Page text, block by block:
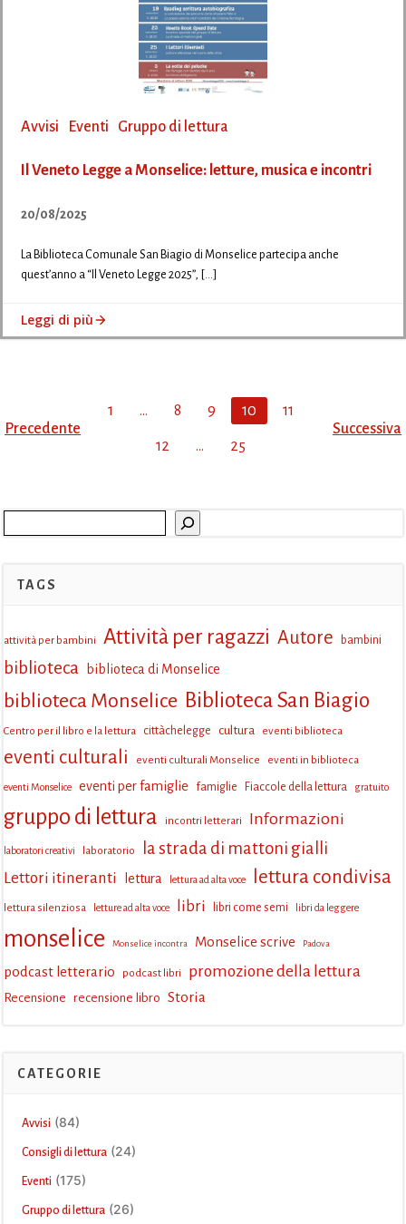
Avvisi Eventi Gruppo di lettura
Il Veneto Legge a Monselice: letture, musica e incontri
20/08/2025
La Biblioteca Comunale San Biagio di Monselice partecipa anche
quest’anno a “Il Veneto Legge 2025”, […]
Leggi di più
Posts
Precedente
Posts
navigation
Page
1 … Page
8 Page
9 Page
10 Page
11
12 … Page
25
Posts
Successiva
TAGS
attività per bambini Attività per ragazzi Autore bambini
biblioteca biblioteca di Monselice
biblioteca Monselice Biblioteca San Biagio
Centro per il libro e la lettura cittàchelegge cultura eventi biblioteca
eventi culturali eventi culturali Monselice eventi in biblioteca
eventi Monselice eventi per famiglie famiglie Fiaccole della lettura gratuito
gruppo di lettura incontri letterari Informazioni
laboratori creativi laboratorio la strada di mattoni gialli
Lettori itineranti lettura lettura ad alta voce lettura condivisa
lettura silenziosa letture ad alta voce libri libri come semi libri da leggere
monselice Monselice incontra Monselice scrive Padova
podcast letterario podcast libri promozione della lettura
Recensione recensione libro Storia
CATEGORIE
Avvisi (84)
Consigli di lettura (24)
Eventi (175)
Gruppo di lettura (26)